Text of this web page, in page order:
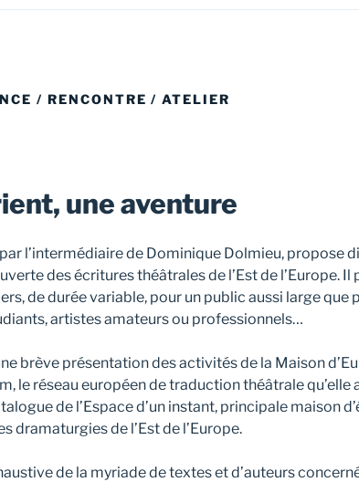
/ RENCONTRE / ATELIER
une aventure
par l’intermédiaire de Dominique Dolmieu, propose
des écritures théâtrales de l’Est de l’Europe. Il
de durée variable, pour un public aussi large que
artistes amateurs ou professionnels…
brève présentation des activités de la Maison
le réseau européen de traduction théâtrale qu’elle
de l’Espace d’un instant, principale maison
dramaturgies de l’Est de l’Europe.
de la myriade de textes et d’auteurs